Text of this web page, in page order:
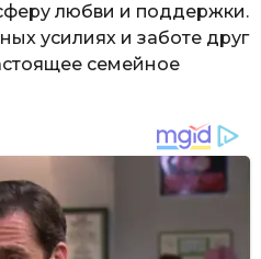
любви и поддержки.
усилиях и заботе друг
семейное